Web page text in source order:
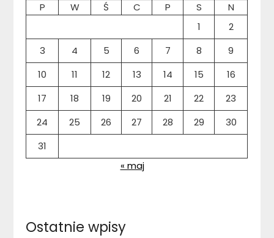
P W Ś C P S
N
1
2
3
4 5 6 7 8
9
10
11 12 13 14 15
16
17
18 19 20 21 22
23
24
25 26 27 28 29
30
31
« maj
Ostatnie wpisy